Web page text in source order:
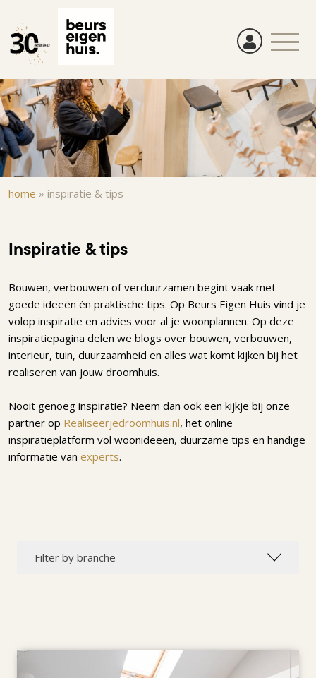
naar
de
gaan
Kruimelpad
home » inspiratie & tips
Inspiratie & tips
Bouwen, verbouwen of verduurzamen begint vaak met
goede ideeën én praktische tips. Op Beurs Eigen Huis vind je
volop inspiratie en advies voor al je woonplannen. Op deze
inspiratiepagina delen we blogs over bouwen, verbouwen,
interieur, tuin, duurzaamheid en alles wat komt kijken bij het
realiseren van jouw droomhuis.
Nooit genoeg inspiratie? Neem dan ook een kijkje bij onze
partner op Realiseerjedroomhuis.nl, het online
inspiratieplatform vol woonideeën, duurzame tips en handige
informatie van experts.
Filter by branche